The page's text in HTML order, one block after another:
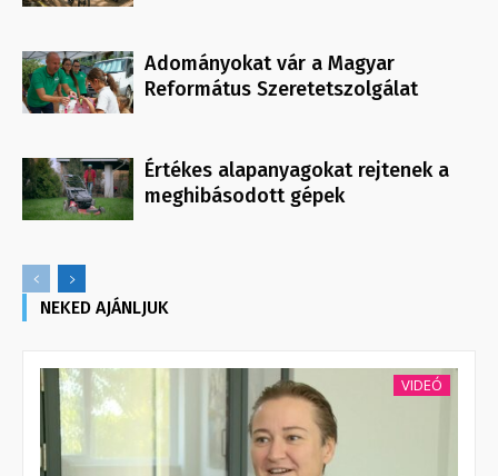
Adományokat vár a Magyar
Református Szeretetszolgálat
Értékes alapanyagokat rejtenek a
meghibásodott gépek
NEKED AJÁNLJUK
VIDEÓ